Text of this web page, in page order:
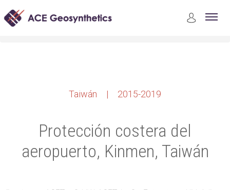
Case Studies
Construcción de Estructuras Marinas y Costeras
Taiwán | 2015-2019
Protección costera del
aeropuerto, Kinmen, Taiwán